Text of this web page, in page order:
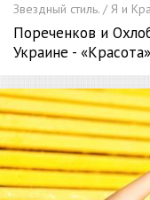
Звездный стиль. / Я и
Пореченков и
Украине - «Красота»